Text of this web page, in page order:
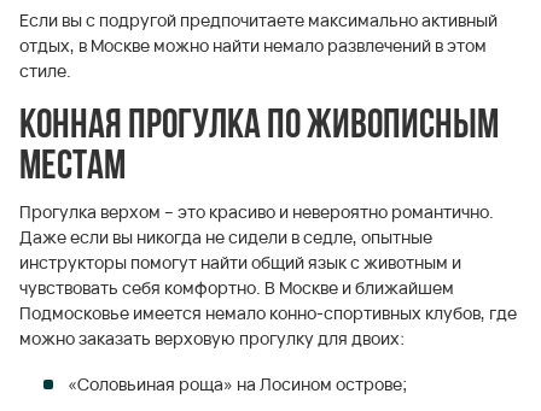
Если вы с подругой предпочитаете максимально активный
отдых, в Москве можно найти немало развлечений в этом
стиле.
Конная прогулка по живописным
местам
Прогулка верхом – это красиво и невероятно романтично.
Даже если вы никогда не сидели в седле, опытные
инструкторы помогут найти общий язык с животным и
чувствовать себя комфортно. В Москве и ближайшем
Подмосковье имеется немало конно-спортивных клубов, где
можно заказать верховую прогулку для двоих:
«Соловьиная роща» на Лосином острове;